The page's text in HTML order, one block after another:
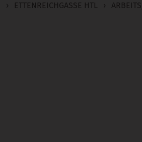
› ETTENREICHGASSE HTL ›